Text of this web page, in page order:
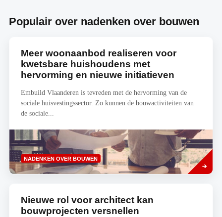
Planner
Populair over nadenken over bouwen
Meer woonaanbod realiseren voor
kwetsbare huishoudens met
hervorming en nieuwe initiatieven
Embuild Vlaanderen is tevreden met de hervorming van de
sociale huisvestingssector. Zo kunnen de bouwactiviteiten van
de sociale...
NADENKEN OVER BOUWEN
Lees
meer
Nieuwe rol voor architect kan
bouwprojecten versnellen